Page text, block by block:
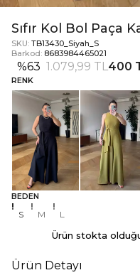
Sıfır Kol Bol Paça
SKU: TB13430_Siyah_S
Barkod: 8683984465021
%63 1.079,99 TL400
RENK
BEDEN
S M L
Ürün stokta
Ürün Detayı